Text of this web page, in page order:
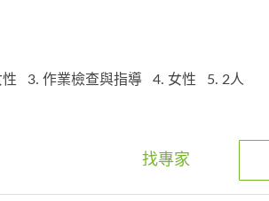
性 3. 作業檢查與指導 4. 女性
5. 2人
找專家